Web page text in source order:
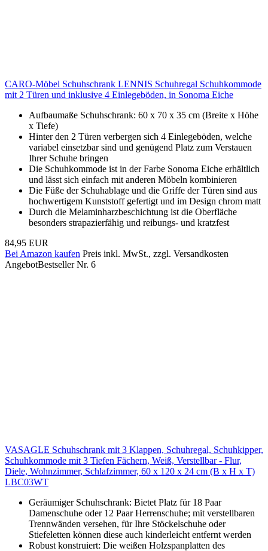
CARO-Möbel Schuhschrank LENNIS Schuhregal Schuhkommode
mit 2 Türen und inklusive 4 Einlegeböden, in Sonoma Eiche
Aufbaumaße Schuhschrank: 60 x 70 x 35 cm (Breite x Höhe
x Tiefe)
Hinter den 2 Türen verbergen sich 4 Einlegeböden, welche
variabel einsetzbar sind und genügend Platz zum Verstauen
Ihrer Schuhe bringen
Die Schuhkommode ist in der Farbe Sonoma Eiche erhältlich
und lässt sich einfach mit anderen Möbeln kombinieren
Die Füße der Schuhablage und die Griffe der Türen sind aus
hochwertigem Kunststoff gefertigt und im Design chrom matt
Durch die Melaminharzbeschichtung ist die Oberfläche
besonders strapazierfähig und reibungs- und kratzfest
84,95 EUR
Bei Amazon kaufen Preis inkl. MwSt., zzgl. Versandkosten
AngebotBestseller Nr. 6
VASAGLE Schuhschrank mit 3 Klappen, Schuhregal, Schuhkipper,
Schuhkommode mit 3 Tiefen Fächern, Weiß, Verstellbar - Flur,
Diele, Wohnzimmer, Schlafzimmer, 60 x 120 x 24 cm (B x H x T)
LBC03WT
Geräumiger Schuhschrank: Bietet Platz für 18 Paar
Damenschuhe oder 12 Paar Herrenschuhe; mit verstellbaren
Trennwänden versehen, für Ihre Stöckelschuhe oder
Stiefeletten können diese auch kinderleicht entfernt werden
Robust konstruiert: Die weißen Holzspanplatten des